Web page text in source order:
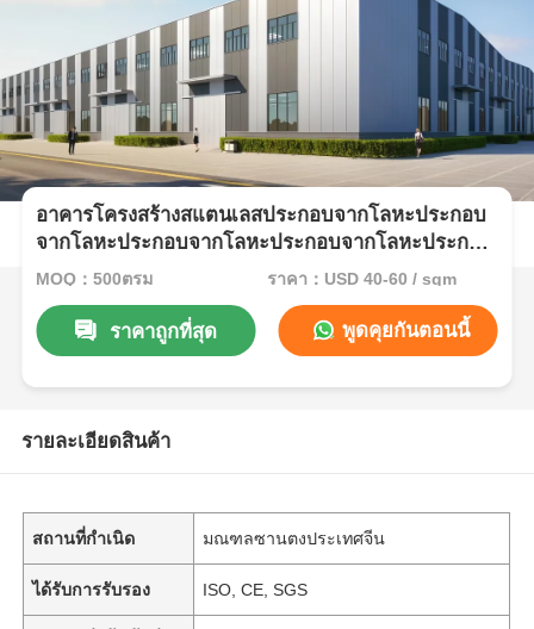
อาคารโครงสร้างสแตนเลสประกอบจากโลหะประกอบ
จากโลหะประกอบจากโลหะประกอบจากโลหะประกอบ
จากโลหะประกอบจากโลหะประกอบจากโลหะประกอบ
MOQ：500ตรม ราคา：USD 40-60 / sqm
ราคาถูกที่สุด พูดคุยกันตอนนี้
รายละเอียดสินค้า
สถานที่กำเนิด มณฑลซานตงประเทศจีน
ได้รับการรับรอง ISO, CE, SGS